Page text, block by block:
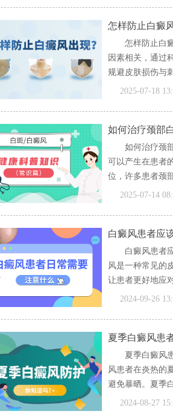
怎样防止白癜
怎样防止白
因素相关，通过
规避皮肤损伤与
2025-07-18
如何治疗颈部
如何治疗颈
可以产生在患者
位，许多患者颈
散...[全文]
2025-07-14
白癜风患者应
白癜风患者
风是一种常见的
让患者更好地应
[全文]
2024-09-26
夏季白癜风患
夏季白癜风
风患者在炎热的
避免暴晒。夏季
[全文]
2024-08-27